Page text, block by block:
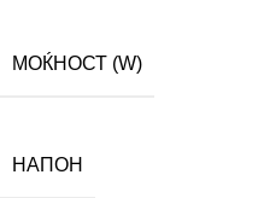
МОЌНОСТ (W)
НАПОН